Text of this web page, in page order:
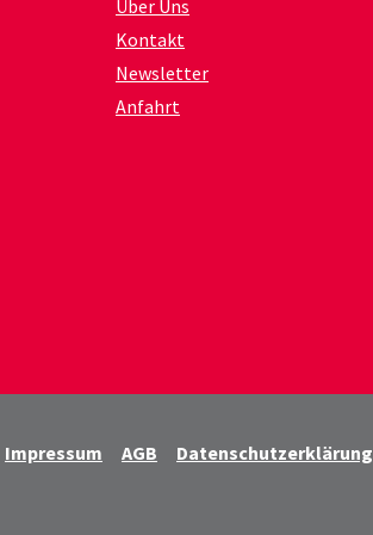
Über Uns
Kontakt
Newsletter
Anfahrt
Impressum AGB Datenschutzerklärung